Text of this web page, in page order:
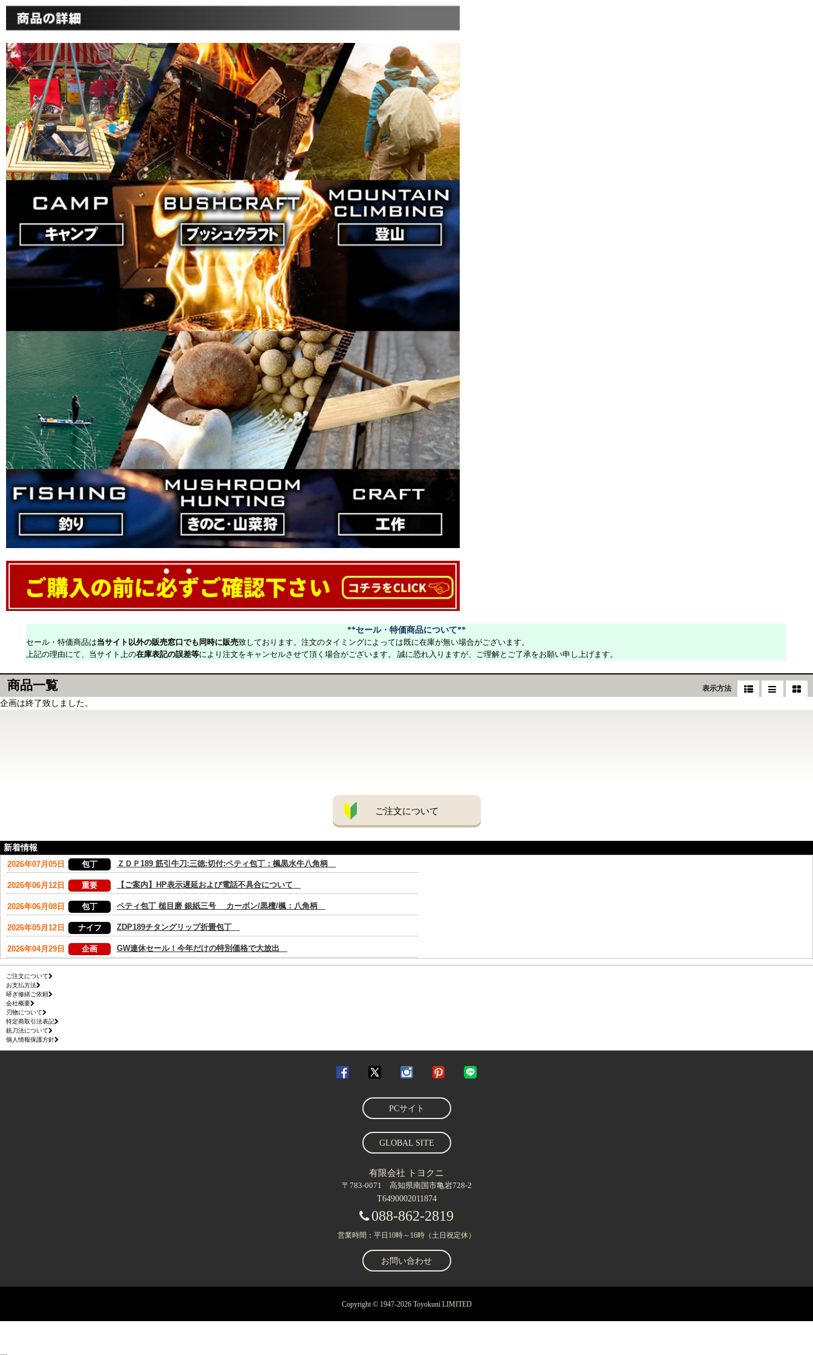
**セール・特価商品について**
セール・特価商品は当サイト以外の販売窓口でも同時に販売致しております。注文のタイミングによっては既に在庫が無い場合がございます。
上記の理由にて、当サイト上の在庫表記の誤差等により注文をキャンセルさせて頂く場合がございます。 誠に恐れ入りますが、ご理解とご了承をお願い申し上げます。
商品一覧 表示方法
企画は終了致しました。
ご注文について
新着情報
ご注文について
お支払方法
研ぎ修繕ご依頼
会社概要
刃物について
特定商取引法表記
銃刀法について
個人情報保護方針
PCサイト
GLOBAL SITE
有限会社 トヨクニ
〒783-0071 高知県南国市亀岩728-2
T6490002011874
088-862-2819
営業時間：平日10時～16時（土日祝定休）
お問い合わせ
Copyright © 1947-2026 Toyokuni LIMITED